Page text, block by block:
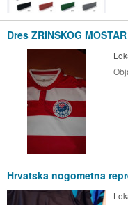
Dres ZRINSKOG MOSTAR
Hrvatska nogometna